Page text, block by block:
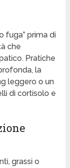
fuga” prima di
che
Pratiche
la
leggero o un
di cortisolo e
grassi o